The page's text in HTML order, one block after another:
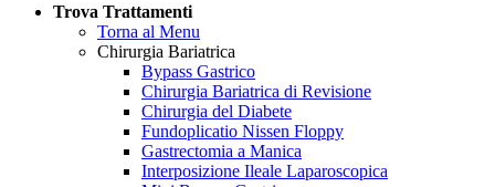
Trova Trattamenti
Torna al Menu
Chirurgia Bariatrica
Bypass Gastrico
Chirurgia Bariatrica di Revisione
Chirurgia del Diabete
Fundoplicatio Nissen Floppy
Gastrectomia a Manica
Interposizione Ileale Laparoscopica